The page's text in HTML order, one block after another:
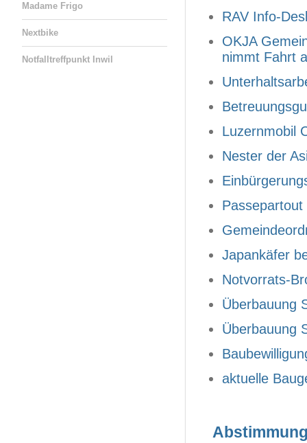
Madame Frigo
Nextbike
Notfalltreffpunkt Inwil
RAV Info-
OKJA
nimmt Fahrt
Luzernmobil
Nester der
Japankäfer
Notvorrats-
Überbauung
Überbauung
aktuelle